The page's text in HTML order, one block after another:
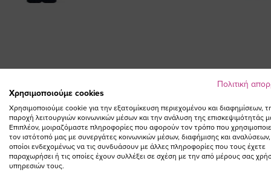
beginning
the
images
gallery
Πολιτική
Χρησιμοποιούμε cookies
Χρησιμοποιούμε cookie για την εξατομίκευση περιεχομένου και διαφημίσεων,
παροχή λειτουργιών κοινωνικών μέσων και την ανάλυση της επισκεψιμότητάς
Επιπλέον, μοιραζόμαστε πληροφορίες που αφορούν τον τρόπο που
τον ιστότοπό μας με συνεργάτες κοινωνικών μέσων, διαφήμισης και αναλύσεων,
οποίοι ενδεχομένως να τις συνδυάσουν με άλλες πληροφορίες που τους έχετε
παραχωρήσει ή τις οποίες έχουν συλλέξει σε σχέση με την από μέρους σας
υπηρεσιών τους.